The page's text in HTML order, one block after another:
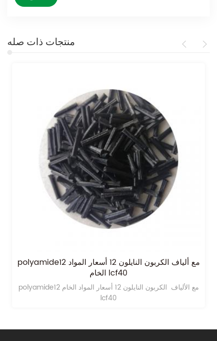
منتجات ذات صله
polyamide12 مع ألياف الكربون النايلون 12 أسعار المواد
الخام lcf40
polyamide12 مع الألياف الكربون النايلون 12 أسعار المواد الخام
lcf40